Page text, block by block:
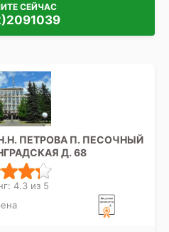
СЕЙЧАС
ПЕТРОВА П. ПЕСОЧНЫЙ
Д. 68
4.3 из 5